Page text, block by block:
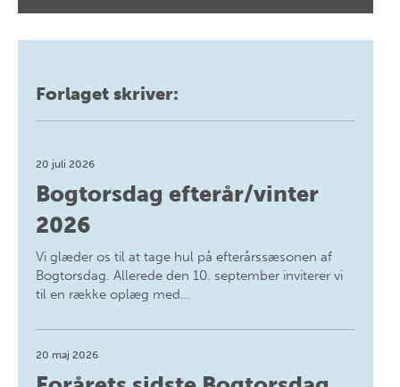
Forlaget skriver:
20 juli 2026
Bogtorsdag efterår/vinter
2026
Vi glæder os til at tage hul på efterårssæsonen af
Bogtorsdag. Allerede den 10. september inviterer vi
til en række oplæg med…
20 maj 2026